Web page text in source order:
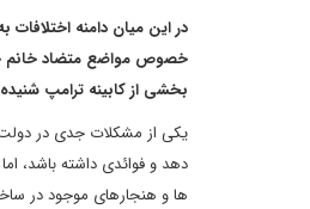
در این میان دامنه
خصوص مواضع متضاد خانم
بخشی از کابینه ترامپ
یکی از مشکلات جدی در
دهد و فوائدی داشته باشد،
ها و هنجارهای موجود در